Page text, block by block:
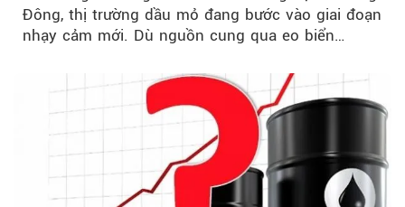
Đông, thị trường dầu mỏ đang bước vào giai đoạn
nhạy cảm mới. Dù nguồn cung qua eo biển